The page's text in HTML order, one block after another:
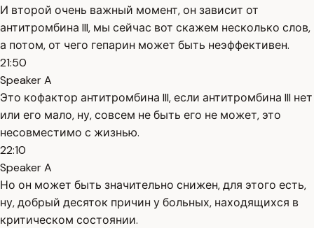
И второй очень важный момент, он зависит от
антитромбина III, мы сейчас вот скажем несколько слов,
а потом, от чего гепарин может быть неэффективен.
21:50
Speaker A
Это кофактор антитромбина III, если антитромбина III нет
или его мало, ну, совсем не быть его не может, это
несовместимо с жизнью.
22:10
Speaker A
Но он может быть значительно снижен, для этого есть,
ну, добрый десяток причин у больных, находящихся в
критическом состоянии.